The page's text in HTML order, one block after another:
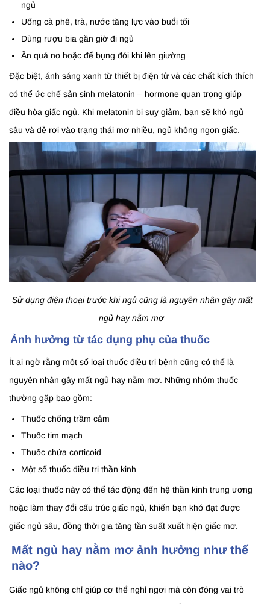
ngủ
Uống cà phê, trà, nước tăng lực vào buổi tối
Dùng rượu bia gần giờ đi ngủ
Ăn quá no hoặc để bụng đói khi lên giường
Đặc biệt, ánh sáng xanh từ thiết bị điện tử và các chất kích thích
có thể ức chế sản sinh melatonin – hormone quan trọng giúp
điều hòa giấc ngủ. Khi melatonin bị suy giảm, bạn sẽ khó ngủ
sâu và dễ rơi vào trạng thái mơ nhiều, ngủ không ngon giấc.
Sử dụng điện thoại trước khi ngủ cũng là nguyên nhân gây mất
ngủ hay nằm mơ
Ảnh hưởng từ tác dụng phụ của thuốc
Ít ai ngờ rằng một số loại thuốc điều trị bệnh cũng có thể là
nguyên nhân gây mất ngủ hay nằm mơ. Những nhóm thuốc
thường gặp bao gồm:
Thuốc chống trầm cảm
Thuốc tim mạch
Thuốc chứa corticoid
Một số thuốc điều trị thần kinh
Các loại thuốc này có thể tác động đến hệ thần kinh trung ương
hoặc làm thay đổi cấu trúc giấc ngủ, khiến bạn khó đạt được
giấc ngủ sâu, đồng thời gia tăng tần suất xuất hiện giấc mơ.
Mất ngủ hay nằm mơ ảnh hưởng như thế
nào?
Giấc ngủ không chỉ giúp cơ thể nghỉ ngơi mà còn đóng vai trò